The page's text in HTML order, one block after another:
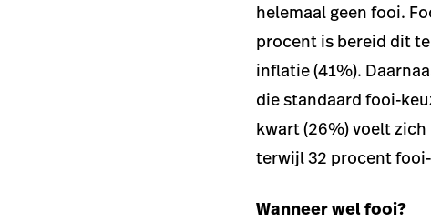
helemaal geen fooi.
procent is bereid dit
inflatie (41%).
die standaard fooi-
kwart (26%) voelt
terwijl 32 procent
Wanneer wel fooi?